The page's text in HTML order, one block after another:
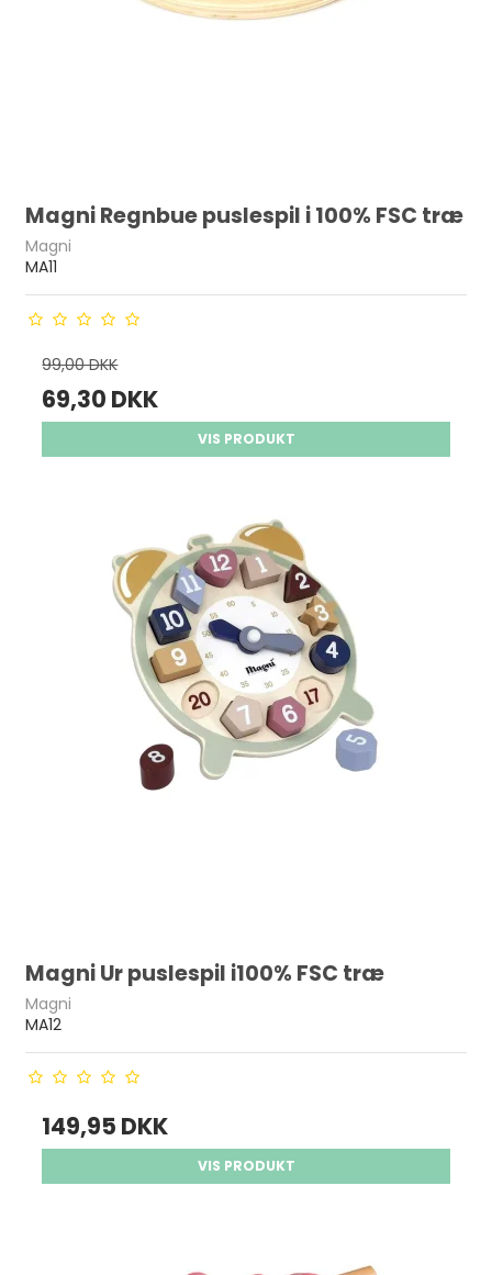
Magni Regnbue puslespil i 100% FSC træ
Magni
MA11
99,00 DKK
69,30 DKK
VIS PRODUKT
Magni Ur puslespil i100% FSC træ
Magni
MA12
149,95 DKK
VIS PRODUKT